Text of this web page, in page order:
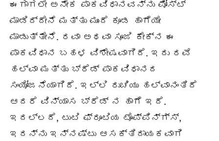
ಈಗಾಗಲೇ ಅನೇಕ ಪಾಕವಿಧಾನವನ್ನು ಪೋಸ್ಟ್
ಮಾಡಿದ್ದೇನೆ ಮತ್ತು ಮುಂದೆ ಕೂಡ ಹಾಗೆಯೇ
ಮಾಡುತ್ತೇನೆ. ರವಾ ಅಥವಾ ಸೂಜಿ ಕೇಕ್ನ ಈ
ಪಾಕವಿಧಾನ ಬಹಳ ವಿಶೇಷವಾಗಿದೆ. ಇದು ರವೆ
ಹಲ್ವಾ ಮತ್ತು ಬ್ರೆಡ್ ಪಾಕವಿಧಾನದ
ಸಂಯೋಜನೆಯಾಗಿದೆ. ಇಲ್ಲಿ ರುಚಿಯು ಹಲ್ವಾನಂತಿದೆ
ಆದರೆ ವಿನ್ಯಾಸ ಬ್ರೆಡ್ ನ ಹಾಗೆ ಇದೆ.
ಇದಲ್ಲದೆ, ಟುಟಿ ಫ್ರೂಟಿಯ ಟೊಪ್ಪಿನ್ಗ್ಸ್,
ಇದನ್ನು ಇನ್ನಷ್ಟು ಆಸಕ್ತಿದಾಯಕವಾಗಿ